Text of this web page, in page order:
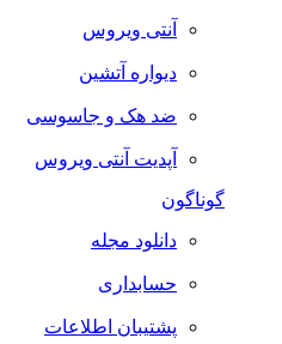
آنتی ویروس
دیواره آتشین
ضد هک و جاسوسی
آپدیت آنتی ویروس
گوناگون
دانلود مجله
حسابداری
پشتیبان اطلاعات